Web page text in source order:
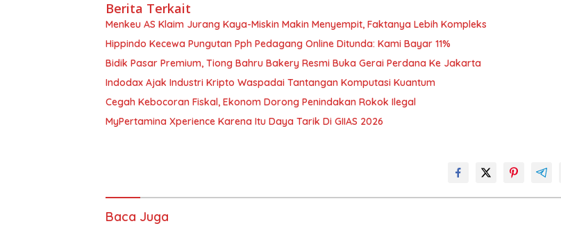
Berita Terkait
Menkeu AS Klaim Jurang Kaya-Miskin Makin Menyempit, Faktanya Lebih Kompleks
Hippindo Kecewa Pungutan Pph Pedagang Online Ditunda: Kami Bayar 11%
Bidik Pasar Premium, Tiong Bahru Bakery Resmi Buka Gerai Perdana Ke Jakarta
Indodax Ajak Industri Kripto Waspadai Tantangan Komputasi Kuantum
Cegah Kebocoran Fiskal, Ekonom Dorong Penindakan Rokok Ilegal
MyPertamina Xperience Karena Itu Daya Tarik Di GIIAS 2026
Baca Juga